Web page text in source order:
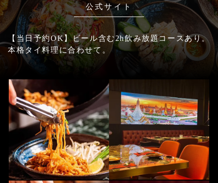
公式サイト
【当日予約OK】ビール含む2h飲み放題コースあり。
本格タイ料理に合わせて。